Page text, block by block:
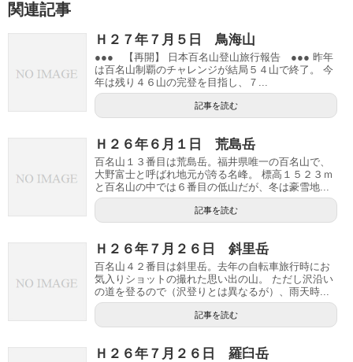
関連記事
Ｈ２７年７月５日 鳥海山
●●● 【再開】 日本百名山登山旅行報告 ●●● 昨年
は百名山制覇のチャレンジが結局５４山で終了。 今
年は残り４６山の完登を目指し、７...
記事を読む
Ｈ２６年６月１日 荒島岳
百名山１３番目は荒島岳。福井県唯一の百名山で、
大野富士と呼ばれ地元が誇る名峰。 標高１５２３ｍ
と百名山の中では６番目の低山だが、冬は豪雪地...
記事を読む
Ｈ２６年７月２６日 斜里岳
百名山４２番目は斜里岳。去年の自転車旅行時にお
気入りショットの撮れた思い出の山。 ただし沢沿い
の道を登るので（沢登りとは異なるが）、雨天時...
記事を読む
Ｈ２６年７月２６日 羅臼岳